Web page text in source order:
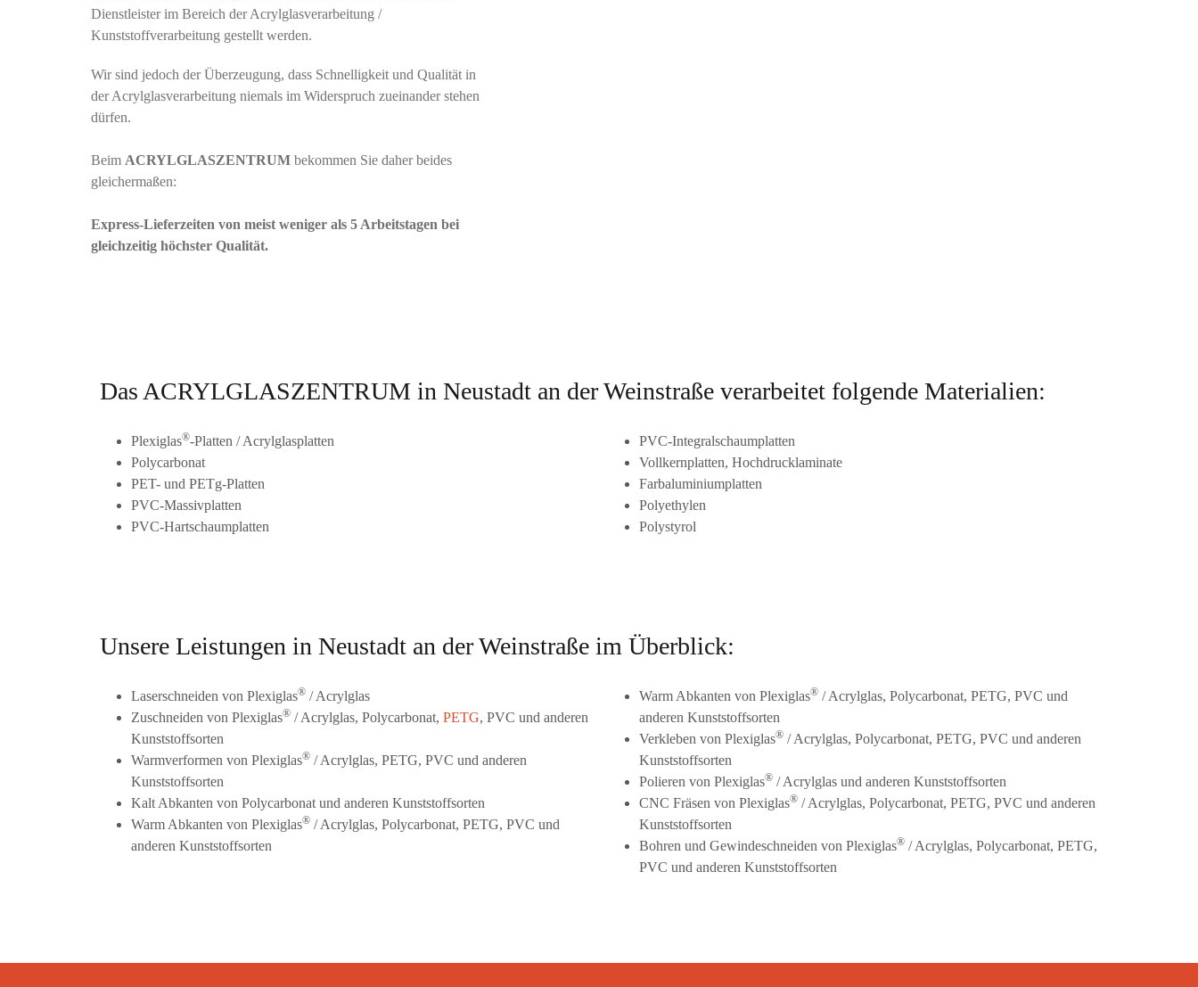
Dienstleister im Bereich der Acrylglasverarbeitung /
Kunststoffverarbeitung gestellt werden.
Wir sind jedoch der Überzeugung, dass Schnelligkeit und Qualität in
der Acrylglasverarbeitung niemals im Widerspruch zueinander stehen
dürfen.
Beim ACRYLGLASZENTRUM bekommen Sie daher beides
gleichermaßen:
Express-Lieferzeiten von meist weniger als 5 Arbeitstagen bei
gleichzeitig höchster Qualität.
Das ACRYLGLASZENTRUM in Neustadt an der Weinstraße verarbeitet folgende Materialien:
Plexiglas®-Platten / Acrylglasplatten
Polycarbonat
PET- und PETg-Platten
PVC-Massivplatten
PVC-Hartschaumplatten
PVC-Integralschaumplatten
Vollkernplatten, Hochdrucklaminate
Farbaluminiumplatten
Polyethylen
Polystyrol
Unsere Leistungen in Neustadt an der Weinstraße im Überblick:
Laserschneiden von Plexiglas® / Acrylglas
Zuschneiden von Plexiglas® / Acrylglas, Polycarbonat, PETG, PVC und anderen
Kunststoffsorten
Warmverformen von Plexiglas® / Acrylglas, PETG, PVC und anderen
Kunststoffsorten
Kalt Abkanten von Polycarbonat und anderen Kunststoffsorten
Warm Abkanten von Plexiglas® / Acrylglas, Polycarbonat, PETG, PVC und
anderen Kunststoffsorten
Warm Abkanten von Plexiglas® / Acrylglas, Polycarbonat, PETG, PVC und
anderen Kunststoffsorten
Verkleben von Plexiglas® / Acrylglas, Polycarbonat, PETG, PVC und anderen
Kunststoffsorten
Polieren von Plexiglas® / Acrylglas und anderen Kunststoffsorten
CNC Fräsen von Plexiglas® / Acrylglas, Polycarbonat, PETG, PVC und anderen
Kunststoffsorten
Bohren und Gewindeschneiden von Plexiglas® / Acrylglas, Polycarbonat, PETG,
PVC und anderen Kunststoffsorten